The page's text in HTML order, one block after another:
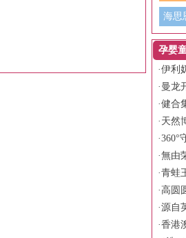
海思
孕婴
·伊利
守护
· 曼龙
抱生
·健合
宝健
· 天然
一程
·360°
化低
·無由
年面
·青蛙
x-C
· 高圆
同诠
·源自
国市场
·香港